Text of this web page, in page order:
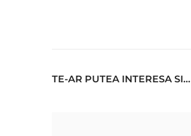
TE-AR PUTEA INTERESA SI...